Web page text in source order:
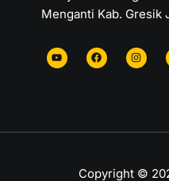
Menganti Kab. Gresik
u
t
u
c
e
b
s
t
a
Copyright ©